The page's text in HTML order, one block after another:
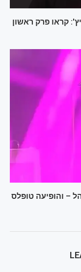
קראו פרק ראשון
– והופיעה טופלס